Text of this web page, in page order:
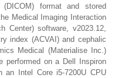
(DICOM) format and stored
Medical Imaging Interaction
Center) software, v2023.12,
index (ACVAI) and cephalic
Medical (Materialise Inc.)
performed on a Dell Inspiron
an Intel Core i5-7200U CPU